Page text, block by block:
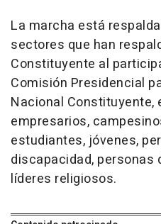
La marcha está
sectores que han
Constituyente al
Comisión Presidencial
Nacional Constituyente,
empresarios,
estudiantes, jóvenes,
discapacidad, personas
líderes religiosos.